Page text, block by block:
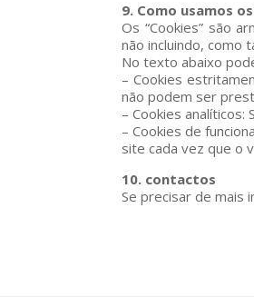
9. Como usamos
Os “Cookies” são
não incluindo, como
No texto abaixo
– Cookies
não podem ser
– Cookies
– Cookies de
site cada vez que o
10. contactos
Se precisar de mais